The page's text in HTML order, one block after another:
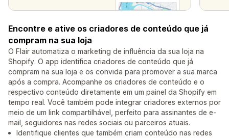
Encontre e ative os criadores de conteúdo que já
compram na sua loja
O Flair automatiza o marketing de influência da sua loja na
Shopify. O app identifica criadores de conteúdo que já
compram na sua loja e os convida para promover a sua marca
após a compra. Acompanhe os criadores de conteúdo e o
respectivo conteúdo diretamente em um painel da Shopify em
tempo real. Você também pode integrar criadores externos por
meio de um link compartilhável, perfeito para assinantes de e-
mail, seguidores nas redes sociais ou parceiros atuais.
Identifique clientes que também criam conteúdo nas redes